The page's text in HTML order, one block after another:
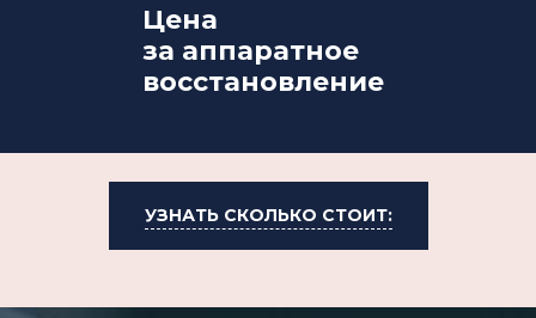
Цена
за аппаратное
восстановление
УЗНАТЬ СКОЛЬКО СТОИТ: